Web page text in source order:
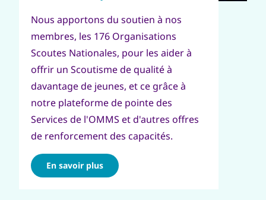
Nous apportons du soutien à nos
membres, les 176 Organisations
Scoutes Nationales, pour les aider à
offrir un Scoutisme de qualité à
davantage de jeunes, et ce grâce à
notre plateforme de pointe des
Services de l'OMMS et d'autres offres
de renforcement des capacités.
En savoir plus